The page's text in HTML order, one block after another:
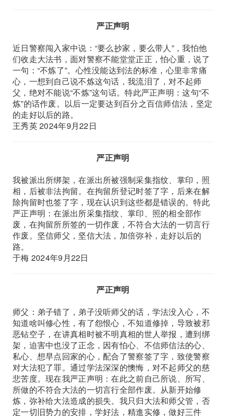
严正声明
近日警察闯入家中说：“要么抄家，要么带人”，我怕他
们收走大法书，面对警察不能堂堂正正，怕心重，说了
一句：“不炼了”。心性没能达到法的标准，心里非常痛
心，一想到自己说不炼这句话，我流泪了，对不起师
父，绝对不能说“不炼”这句话。特此严正声明：这句“不
炼”的话作废。以后一定要达到百分之百信师信法，坚定
的走好以后的路。
王秀英 2024年9月22日
严正声明
我被派出所绑架，在派出所被强制采集指纹、掌印，照
相，后被非法拘留。在拘留所登记时签了字，后来在解
除拘留时也签了字，现在认识到这些都是错误的。特此
严正声明：在派出所采集指纹、掌印、照的相全部作
废，在拘留所所签的一切作废，不符合大法的一切言行
作废。坚信师父，坚信大法，加倍弥补，走好以后的
路。
于梅 2024年9月22日
严正声明
师父：弟子错了，弟子没听师父的话，学法没入心，不
知道啥叫修心性，有了怨恨心，不知道修掉，导致被邪
恶钻空子，在讲真相时被不明真相的世人举报，遭到绑
架，迫害中也没了正念，因有怕心、不信师信法的心、
私心、想早点回家的心，配合了警察签了字，致使警察
对大法犯了罪。通过学法深深的懊悔，对不起师父的慈
悲苦度。现在我严正声明：在此之前自己所说、所写、
所做的不符合大法的一切言行全部作废。从新开始修
炼，弥补给大法造成的损失。我只归大法和师父管，否
定一切旧势力的安排，学好法，精進实修，做好三件